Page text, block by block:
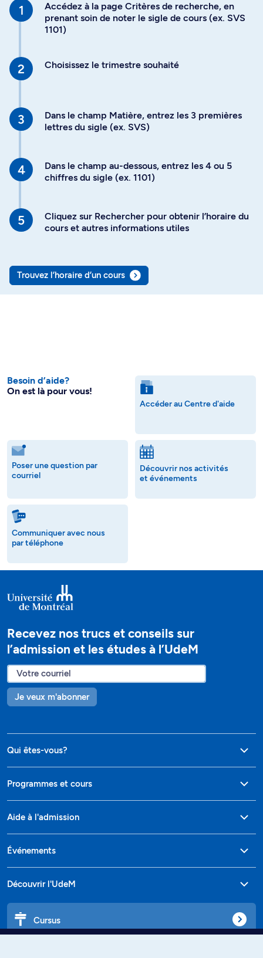
Accédez à la page Critères de recherche, en
prenant soin de noter le sigle de cours (ex. SVS
1101)
Choisissez le trimestre souhaité
Dans le champ Matière, entrez les 3 premières
lettres du sigle (ex. SVS)
Dans le champ au-dessous, entrez les 4 ou 5
chiffres du sigle (ex. 1101)
Cliquez sur Rechercher pour obtenir l’horaire du
cours et autres informations utiles
Trouvez l’horaire d’un cours
Besoin d’aide?
On est là pour vous!
Accéder au Centre d'aide
Poser une question par
courriel
Découvrir nos activités
et événements
Communiquer avec nous
par téléphone
Recevez nos trucs et conseils sur
l’admission et les études à l’UdeM
Je veux m'abonner
Qui êtes-vous?
Programmes et cours
Aide à l'admission
Événements
Découvrir l'UdeM
Cursus